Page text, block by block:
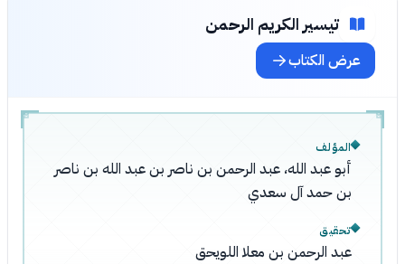
تيسير الكريم الرحمن
عرض الكتاب
المؤلف
أبو عبد الله، عبد الرحمن بن ناصر بن عبد الله بن ناصر
بن حمد آل سعدي
تحقيق
عبد الرحمن بن معلا اللويحق